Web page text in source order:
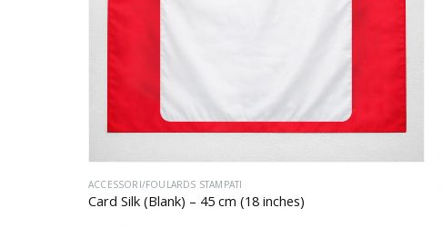
ACCESSORI/FOULARDS STAMPATI
Card Silk (Blank) – 45 cm (18 inches)